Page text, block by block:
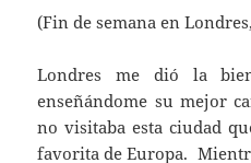
(Fin de semana en
Londres me dió la
enseñándome su mejor
no visitaba esta ciudad
favorita de Europa.